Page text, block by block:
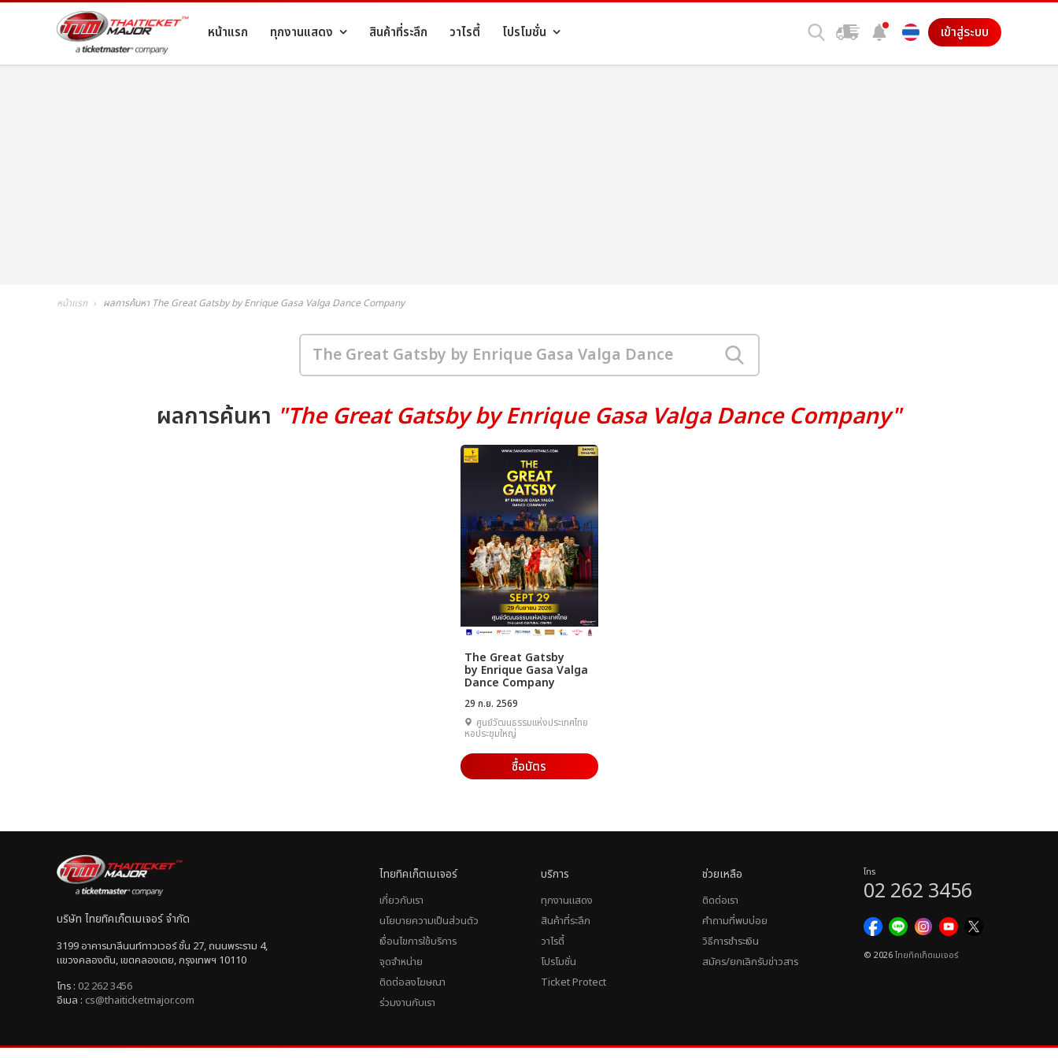
หน้าแรก ทุกงานแสดง สินค้าที่ระลึก วาไรตี้ โปรโมชั่น เข้าสู่ระบบ
หน้าแรก ผลการค้นหา The Great Gatsby by Enrique Gasa Valga Dance Company
ผลการค้นหา "The Great Gatsby by Enrique Gasa Valga Dance Company"
The Great Gatsby
by Enrique Gasa Valga
Dance Company
29 ก.ย. 2569
ศูนย์วัฒนธรรมแห่งประเทศไทย
หอประชุมใหญ่
ซื้อบัตร
บริษัท ไทยทิคเก็ตเมเจอร์ จำกัด
3199 อาคารมาลีนนท์ทาวเวอร์ ชั้น 27, ถนนพระราม 4,
แขวงคลองตัน, เขตคลองเตย, กรุงเทพฯ 10110
โทร : 02 262 3456
อีเมล : cs@thaiticketmajor.com
ไทยทิคเก็ตเมเจอร์
เกี่ยวกับเรา
นโยบายความเป็นส่วนตัว
เงื่อนไขการใช้บริการ
จุดจำหน่าย
ติดต่อลงโฆษณา
ร่วมงานกับเรา
บริการ
ทุกงานแสดง
สินค้าที่ระลึก
วาไรตี้
โปรโมชั่น
Ticket Protect
ช่วยเหลือ
ติดต่อเรา
คำถามที่พบบ่อย
วิธีการชำระเงิน
สมัคร/ยกเลิกรับข่าวสาร
โทร
02 262 3456
© 2026ไทยทิคเก็ตเมเจอร์